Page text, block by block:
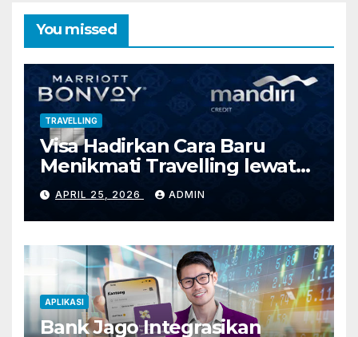
You missed
TRAVELLING
Visa Hadirkan Cara Baru
Menikmati Travelling lewat
Marriott Bonvoy Mandiri
Credit Card
APRIL 25, 2026 ADMIN
APLIKASI
Bank Jago Integrasikan